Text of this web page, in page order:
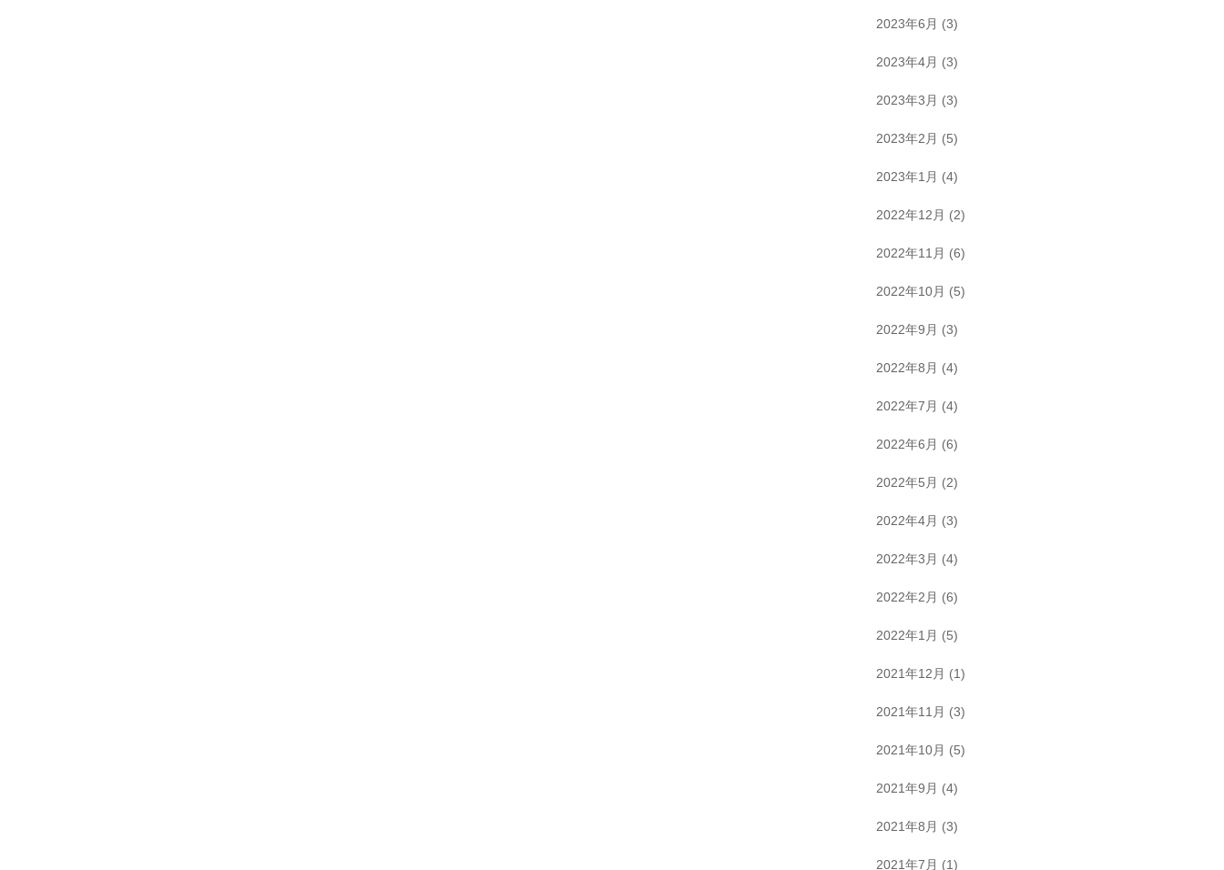
2023年6月 (3)
2023年4月 (3)
2023年3月 (3)
2023年2月 (5)
2023年1月 (4)
2022年12月 (2)
2022年11月 (6)
2022年10月 (5)
2022年9月 (3)
2022年8月 (4)
2022年7月 (4)
2022年6月 (6)
2022年5月 (2)
2022年4月 (3)
2022年3月 (4)
2022年2月 (6)
2022年1月 (5)
2021年12月 (1)
2021年11月 (3)
2021年10月 (5)
2021年9月 (4)
2021年8月 (3)
2021年7月 (1)